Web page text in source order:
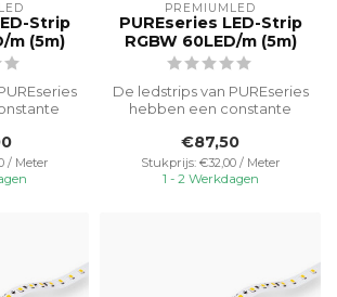
Strip
m (5m)
/ Meter
PREMIUMLED
PUREseries LED-Strip
RGBW 60LED/m (5m)
De ledstrips van PUREseries
hebben een constante
spanni...
€87,50
Stukprijs: €32,00 / Meter
1 - 2 Werkdagen